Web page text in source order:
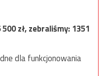
500zł, zebraliśmy:1351
dla funkcjonowania